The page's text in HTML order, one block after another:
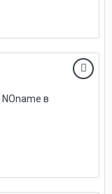
NOname в